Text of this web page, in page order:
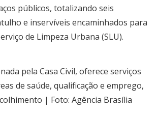
públicos, totalizando seis
e inservíveis encaminhados para
de Limpeza Urbana (SLU).
pela Casa Civil, oferece serviços
de saúde, qualificação e emprego,
| Foto: Agência Brasília